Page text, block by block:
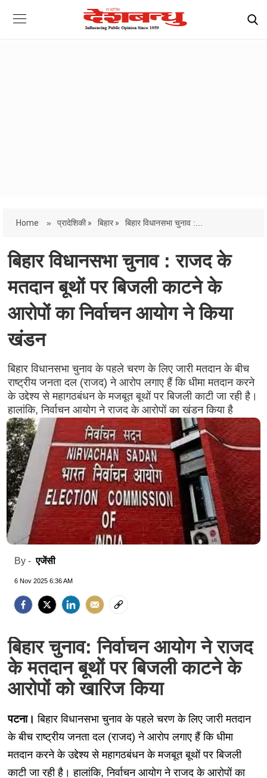
Home » प्रादेशिकी » बिहार » बिहार विधानसभा चुनाव :...
बिहार विधानसभा चुनाव : राजद के
मतदान बूथों पर बिजली काटने के
आरोपों का निर्वाचन आयोग ने किया
खंडन
बिहार विधानसभा चुनाव के पहले चरण के लिए जारी मतदान के बीच
राष्ट्रीय जनता दल (राजद) ने आरोप लगाए हैं कि धीमा मतदान करने
के उद्देश्य से महागठबंधन के मजबूत बूथों पर बिजली काटी जा रही है।
हालांकि, निर्वाचन आयोग ने राजद के आरोपों का खंडन किया है
By -एजेंसी
6 Nov 2025 6:36 AM
बिहार चुनाव: निर्वाचन आयोग ने राजद
के मतदान बूथों पर बिजली काटने के
आरोपों को खारिज किया
पटना।बिहार विधानसभा चुनाव के पहले चरण के लिए जारी मतदान
के बीच राष्ट्रीय जनता दल (राजद) ने आरोप लगाए हैं कि धीमा
मतदान करने के उद्देश्य से महागठबंधन के मजबूत बूथों पर बिजली
काटी जा रही है। हालांकि, निर्वाचन आयोग ने राजद के आरोपों का